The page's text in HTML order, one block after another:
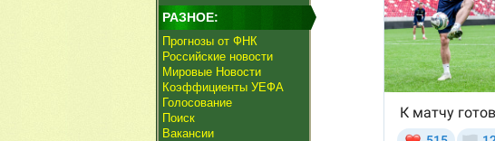
РАЗНОЕ:
Прогнозы от ФНК
Российские новости
Мировые Новости
Коэффициенты УЕФА
Голосование
Поиск
Вакансии